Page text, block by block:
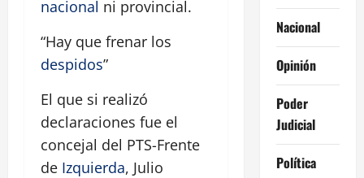
nacional ni provincial.
“Hay que frenar los
despidos”
El que si realizó
declaraciones fue el
concejal del PTS-Frente
de Izquierda, Julio
Nacional
Opinión
Poder
Judicial
Política